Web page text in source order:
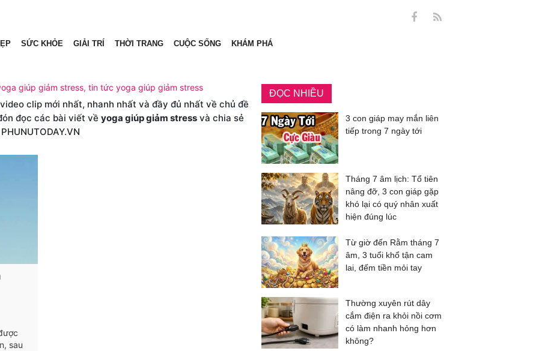
SỨC KHỎE GIẢI TRÍ THỜI TRANG CUỘC SỐNG KHÁM PHÁ
giúp giảm stress, tin tức yoga giúp giảm stress
clip mới nhất, nhanh nhất và đầy đủ nhất về chủ đề
đọc các bài viết về yoga giúp giảm stress và chia sẻ
sau
ĐỌC NHIỀU
3 con giáp may mắn liên
tiếp trong 7 ngày tới
Tháng 7 âm lịch: Tổ tiên
nâng đỡ, 3 con giáp gặp
khó lại có quý nhân xuất
hiện đúng lúc
Từ giờ đến Rằm tháng 7
âm, 3 tuổi khổ tận cam
lai, đếm tiền mỏi tay
Thường xuyên rút dây
cắm điện ra khỏi nồi cơm
có làm nhanh hỏng hơn
không?